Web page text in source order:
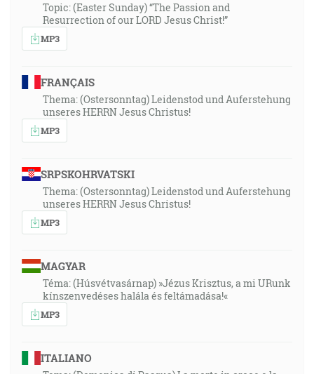
Topic: (Easter Sunday) “The Passion and
Resurrection of our LORD Jesus Christ!”
MP3
FRANÇAIS
Thema: (Ostersonntag) Leidenstod und Auferstehung
unseres HERRN Jesus Christus!
MP3
SRPSKOHRVATSKI
Thema: (Ostersonntag) Leidenstod und Auferstehung
unseres HERRN Jesus Christus!
MP3
MAGYAR
Téma: (Húsvétvasárnap) »Jézus Krisztus, a mi URunk
kínszenvedéses halála és feltámadása!«
MP3
ITALIANO